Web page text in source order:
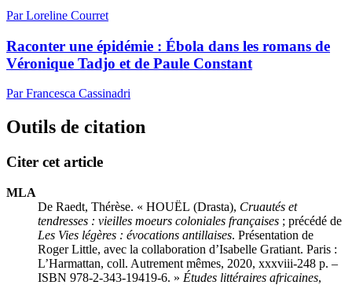
Par Loreline Courret
Raconter une épidémie : Ébola dans les romans de
Véronique Tadjo et de Paule Constant
Par Francesca Cassinadri
Outils de citation
Citer cet article
MLA
De Raedt, Thérèse. « HOUËL (Drasta), Cruautés et
tendresses : vieilles moeurs coloniales françaises ; précédé de
Les Vies légères : évocations antillaises. Présentation de
Roger Little, avec la collaboration d’Isabelle Gratiant. Paris :
L’Harmattan, coll. Autrement mêmes, 2020, xxxviii-248 p. –
ISBN 978-2-343-19419-6. » Études littéraires africaines,